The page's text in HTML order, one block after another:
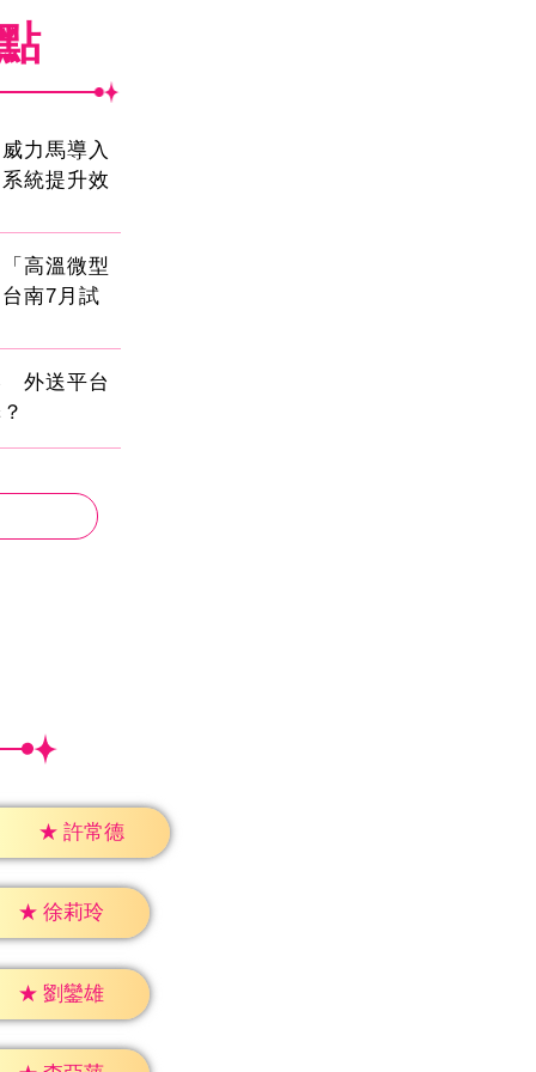
力馬導入
統提升效
高溫微型
南7月試
外送平台
★ 許常德
★ 徐莉玲
★ 劉鑾雄